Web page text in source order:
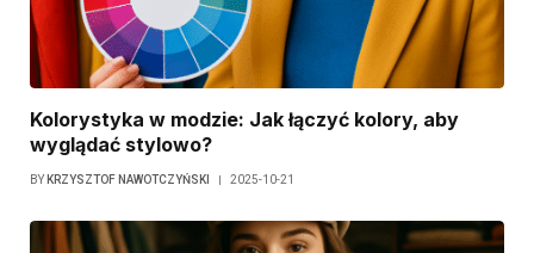
Kolorystyka w modzie: Jak łączyć kolory, aby
wyglądać stylowo?
BY KRZYSZTOF NAWOTCZYŃSKI 2025-10-21